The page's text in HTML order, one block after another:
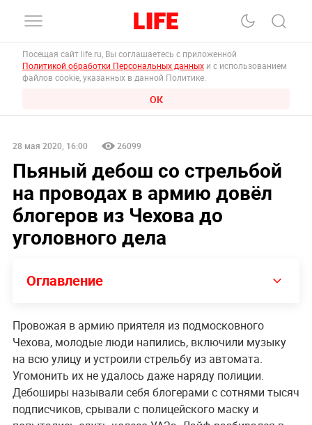
Посещая сайт life.ru, Вы соглашаетесь с приложенной
Политикой обработки Персональных данных и с использованием
файлов cookie, указанных в данной Политике.
ОК
28 мая 2020, 16:00 26099
Пьяный дебош со стрельбой
на проводах в армию довёл
блогеров из Чехова до
уголовного дела
Оглавление
Провожая в армию приятеля из подмосковного
Чехова, молодые люди напились, включили музыку
на всю улицу и устроили стрельбу из автомата.
Угомонить их не удалось даже наряду полиции.
Дебоширы называли себя блогерами с сотнями тысяч
подписчиков, срывали с полицейского маску и